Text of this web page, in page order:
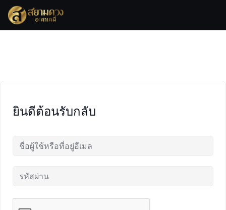
Skip
content
ยินดีต้อนรับกลับ